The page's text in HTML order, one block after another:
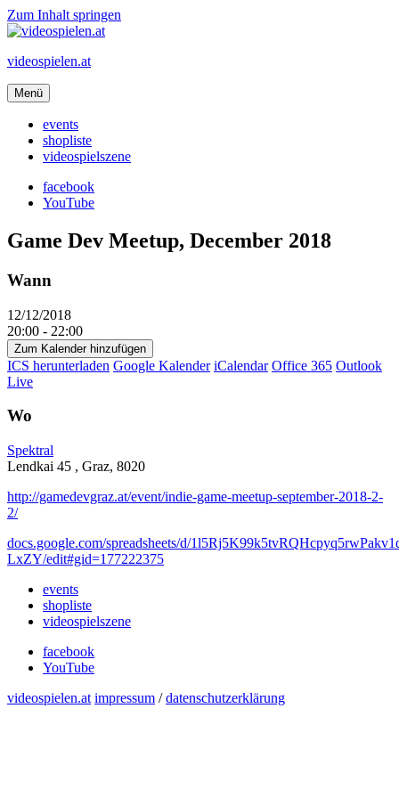
Zum Inhalt springen
videospielen.at
Menü
events
shopliste
videospielszene
facebook
YouTube
Game Dev Meetup, December 2018
Wann
12/12/2018
20:00 - 22:00
Zum Kalender hinzufügen
ICS herunterladen Google Kalender iCalendar Office 365 Outlook
Live
Wo
Spektral
Lendkai 45 , Graz, 8020
http://gamedevgraz.at/event/indie-game-meetup-september-2018-2-
2/
docs.google.com/spreadsheets/d/
LxZY/edit#gid=177222375
events
shopliste
videospielszene
facebook
YouTube
videospielen.at impressum /datenschutzerklärung